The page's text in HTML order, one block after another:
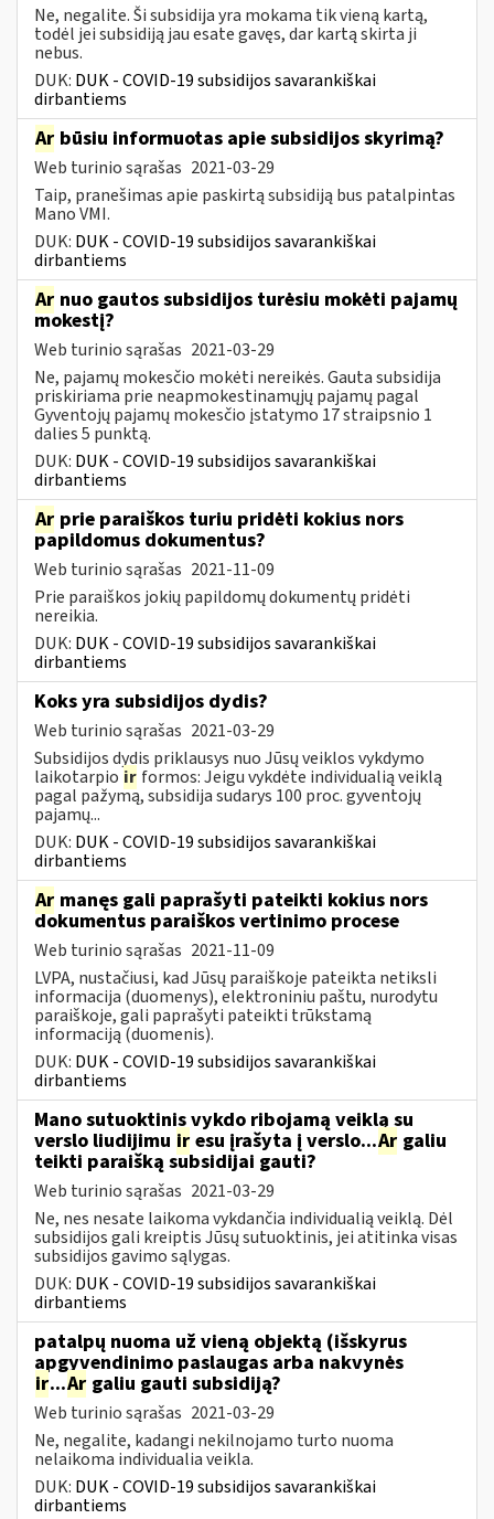
Ne, negalite. Ši subsidija yra mokama tik vieną kartą,
todėl jei subsidiją jau esate gavęs, dar kartą skirta ji
nebus.
DUK: DUK - COVID-19 subsidijos savarankiškai
dirbantiems
Ar būsiu informuotas apie subsidijos skyrimą?
Web turinio sąrašas 2021-03-29
Taip, pranešimas apie paskirtą subsidiją bus patalpintas
Mano VMI.
DUK: DUK - COVID-19 subsidijos savarankiškai
dirbantiems
Ar nuo gautos subsidijos turėsiu mokėti pajamų
mokestį?
Web turinio sąrašas 2021-03-29
Ne, pajamų mokesčio mokėti nereikės. Gauta subsidija
priskiriama prie neapmokestinamųjų pajamų pagal
Gyventojų pajamų mokesčio įstatymo 17 straipsnio 1
dalies 5 punktą.
DUK: DUK - COVID-19 subsidijos savarankiškai
dirbantiems
Ar prie paraiškos turiu pridėti kokius nors
papildomus dokumentus?
Web turinio sąrašas 2021-11-09
Prie paraiškos jokių papildomų dokumentų pridėti
nereikia.
DUK: DUK - COVID-19 subsidijos savarankiškai
dirbantiems
Koks yra subsidijos dydis?
Web turinio sąrašas 2021-03-29
Subsidijos dydis priklausys nuo Jūsų veiklos vykdymo
laikotarpio ir formos: Jeigu vykdėte individualią veiklą
pagal pažymą, subsidija sudarys 100 proc. gyventojų
pajamų...
DUK: DUK - COVID-19 subsidijos savarankiškai
dirbantiems
Ar manęs gali paprašyti pateikti kokius nors
dokumentus paraiškos vertinimo procese
Web turinio sąrašas 2021-11-09
LVPA, nustačiusi, kad Jūsų paraiškoje pateikta netiksli
informacija (duomenys), elektroniniu paštu, nurodytu
paraiškoje, gali paprašyti pateikti trūkstamą
informaciją (duomenis).
DUK: DUK - COVID-19 subsidijos savarankiškai
dirbantiems
Mano sutuoktinis vykdo ribojamą veiklą su
verslo liudijimu ir esu įrašyta į verslo...Ar galiu
teikti paraišką subsidijai gauti?
Web turinio sąrašas 2021-03-29
Ne, nes nesate laikoma vykdančia individualią veiklą. Dėl
subsidijos gali kreiptis Jūsų sutuoktinis, jei atitinka visas
subsidijos gavimo sąlygas.
DUK: DUK - COVID-19 subsidijos savarankiškai
dirbantiems
patalpų nuoma už vieną objektą (išskyrus
apgyvendinimo paslaugas arba nakvynės
ir...Ar galiu gauti subsidiją?
Web turinio sąrašas 2021-03-29
Ne, negalite, kadangi nekilnojamo turto nuoma
nelaikoma individualia veikla.
DUK: DUK - COVID-19 subsidijos savarankiškai
dirbantiems